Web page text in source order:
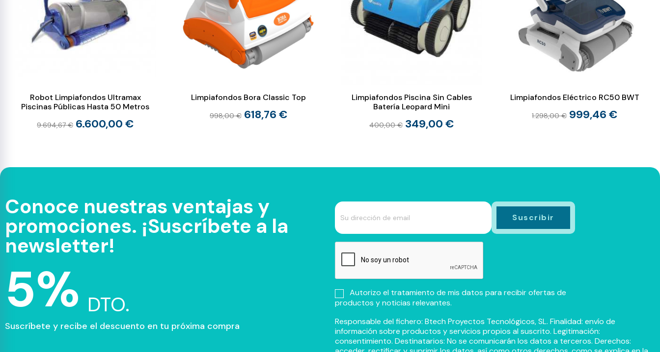
Robot Limpiafondos Ultramax
Piscinas Públicas Hasta 50 Metros
9.694,67 € 6.600,00 €
Limpiafondos Bora Classic Top
998,00 € 618,76 €
Limpiafondos Piscina Sin Cables
Batería Leopard Mini
400,00 € 349,00 €
Limpiafondos Eléctrico RC50 BWT
1.298,00 € 999,46 €
Conoce nuestras ventajas y
promociones. ¡Suscríbete a la
newsletter!
5% DTO.
Suscríbete y recibe el descuento en tu próxima compra
Autorizo el tratamiento de mis datos para recibir ofertas de
productos y noticias relevantes.
Responsable del fichero: Btech Proyectos Tecnológicos, SL. Finalidad: envío de
información sobre productos y servicios propios al suscrito. Legitimación:
consentimiento. Destinatarios: No se comunicarán los datos a terceros. Derechos: